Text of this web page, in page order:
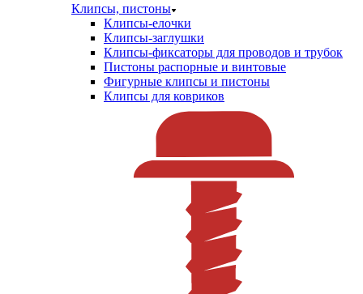
Клипсы, пистоны
Клипсы-елочки
Клипсы-заглушки
Клипсы-фиксаторы для проводов и трубок
Пистоны распорные и винтовые
Фигурные клипсы и пистоны
Клипсы для ковриков